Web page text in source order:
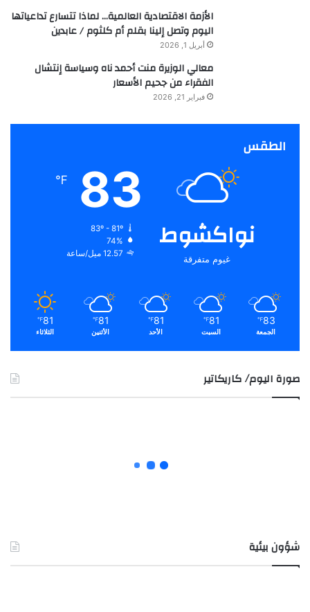
الأزمة الاقتصادية العالمية… لماذا تتسارع تداعياتها
اليوم وتصل إلينا بقلم أم كلثوم / عابدين
أبريل 1, 2026
معالي الوزيرة منت أحمد ناه وسياسة إنتشال
الفقراء من جحيم الأسعار
فبراير 21, 2026
الطقس
نواكشوط
غيوم متفرقة
83
℉
83º - 81º
74%
12.57 ميل/ساعة
83
℉
الجمعة
81
℉
السبت
81
℉
الأحد
81
℉
الأثنين
81
℉
الثلاثاء
صورة اليوم/ كاريكاتير
شؤون بيئية